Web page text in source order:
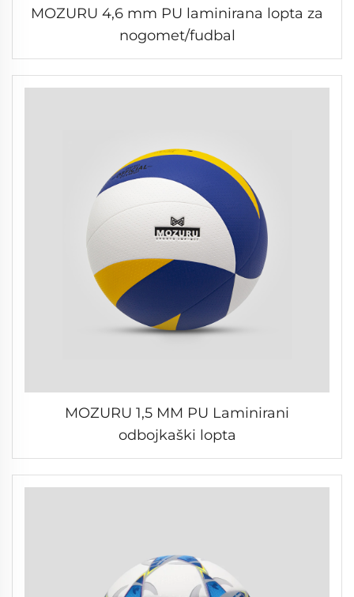
MOZURU 4,6 mm PU laminirana lopta za
nogomet/fudbal
MOZURU 1,5 MM PU Laminirani
odbojkaški lopta